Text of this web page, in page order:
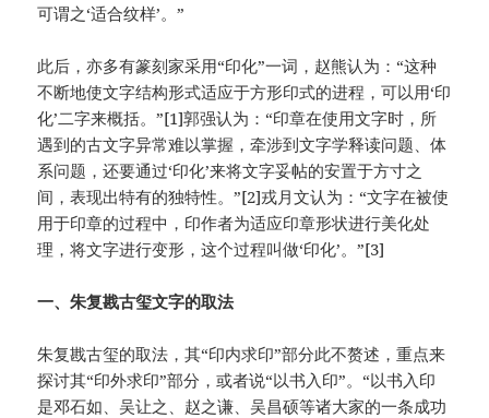
可谓之‘适合纹样’。”
此后，亦多有篆刻家采用“印化”一词，赵熊认为：“这种
不断地使文字结构形式适应于方形印式的进程，可以用‘印
化’二字来概括。”[1]郭强认为：“印章在使用文字时，所
遇到的古文字异常难以掌握，牵涉到文字学释读问题、体
系问题，还要通过‘印化’来将文字妥帖的安置于方寸之
间，表现出特有的独特性。”[2]戎月文认为：“文字在被使
用于印章的过程中，印作者为适应印章形状进行美化处
理，将文字进行变形，这个过程叫做‘印化’。”[3]
一、朱复戡古玺文字的取法
朱复戡古玺的取法，其“印内求印”部分此不赘述，重点来
探讨其“印外求印”部分，或者说“以书入印”。“以书入印
是邓石如、吴让之、赵之谦、吴昌硕等诸大家的一条成功